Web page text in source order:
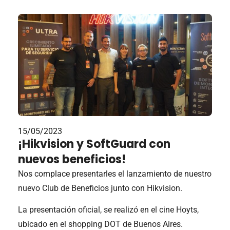
15/05/2023
¡Hikvision y SoftGuard con
nuevos beneficios!
Nos complace presentarles el lanzamiento de nuestro
nuevo Club de Beneficios junto con Hikvision.
La presentación oficial, se realizó en el cine Hoyts,
ubicado en el shopping DOT de Buenos Aires.